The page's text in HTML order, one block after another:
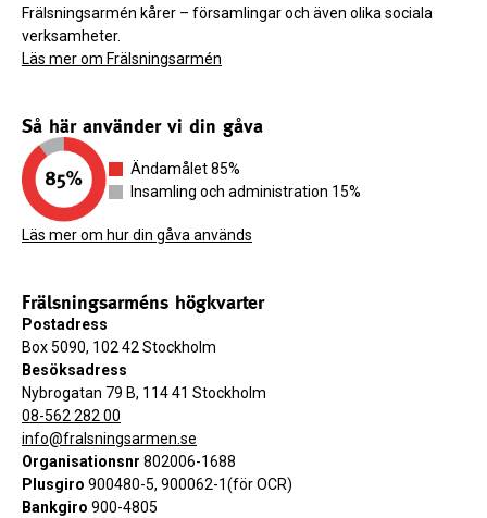
Frälsningsarmén kårer – församlingar och även olika sociala
verksamheter.
Läs mer om Frälsningsarmén
Så här använder vi din gåva
Ändamålet 85%
Insamling och administration 15%
Läs mer om hur din gåva används
Frälsningsarméns högkvarter
Postadress
Box 5090, 102 42 Stockholm
Besöksadress
Nybrogatan 79 B, 114 41 Stockholm
08-562 282 00
info@fralsningsarmen.se
Organisationsnr 802006-1688
Plusgiro 900480-5, 900062-1(för OCR)
Bankgiro 900-4805